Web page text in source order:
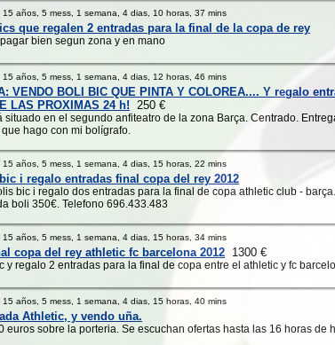
años, 5 mess, 1 semana, 4 dias, 10 horas, 37 mins
que regalen 2 entradas para la final de la copa de rey
bien segun zona y en mano
años, 5 mess, 1 semana, 4 dias, 12 horas, 46 mins
VENDO BOLI BIC QUE PINTA Y COLOREA.... Y regalo
LAS PROXIMAS 24 h! 250 €
situado en el segundo anfiteatro de la zona Barça. Centrado.
hago con mi bolígrafo.
años, 5 mess, 1 semana, 4 dias, 15 horas, 22 mins
i regalo entradas final copa del rey 2012
bic i regalo dos entradas para la final de copa athletic club -
boli 350€. Telefono 696.433.483
años, 5 mess, 1 semana, 4 dias, 15 horas, 34 mins
copa del rey athletic fc barcelona 2012 1300 €
y regalo 2 entradas para la final de copa entre el athletic y fc
años, 5 mess, 1 semana, 4 dias, 15 horas, 40 mins
Athletic, y vendo uña.
euros sobre la porteria. Se escuchan ofertas hasta las 16 horas de